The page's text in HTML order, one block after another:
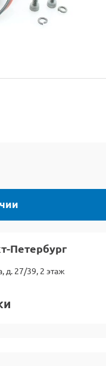
Петербург
д. 27/39, 2 этаж